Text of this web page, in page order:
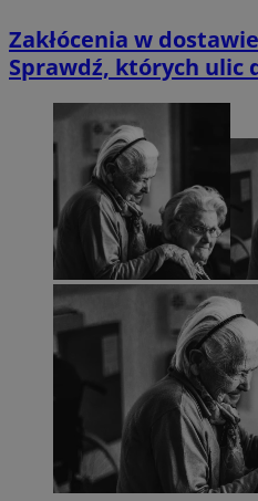
Zakłócenia w
Sprawdź, których ulic